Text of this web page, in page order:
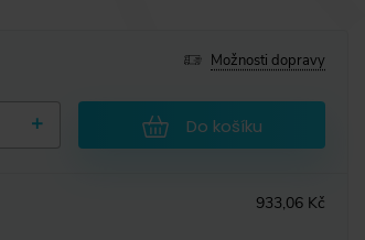
Možnosti dopravy
+ Do košíku
933,06 Kč